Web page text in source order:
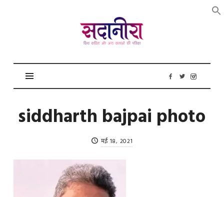
सदानीरा
siddharth bajpai photo
मई 18, 2021